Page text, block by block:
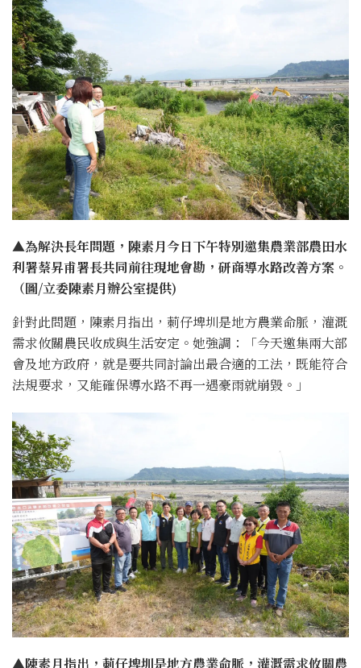
▲為解決長年問題，陳素月今日下午特別邀集農業部農田水
利署蔡昇甫署長共同前往現地會勘，研商導水路改善方案。
（圖/立委陳素月辦公室提供)
針對此問題，陳素月指出，莿仔埤圳是地方農業命脈，灌溉
需求攸關農民收成與生活安定。她強調：「今天邀集兩大部
會及地方政府，就是要共同討論出最合適的工法，既能符合
法規要求，又能確保導水路不再一遇豪雨就崩毀。」
▲陳素月指出，莿仔埤圳是地方農業命脈，灌溉需求攸關農